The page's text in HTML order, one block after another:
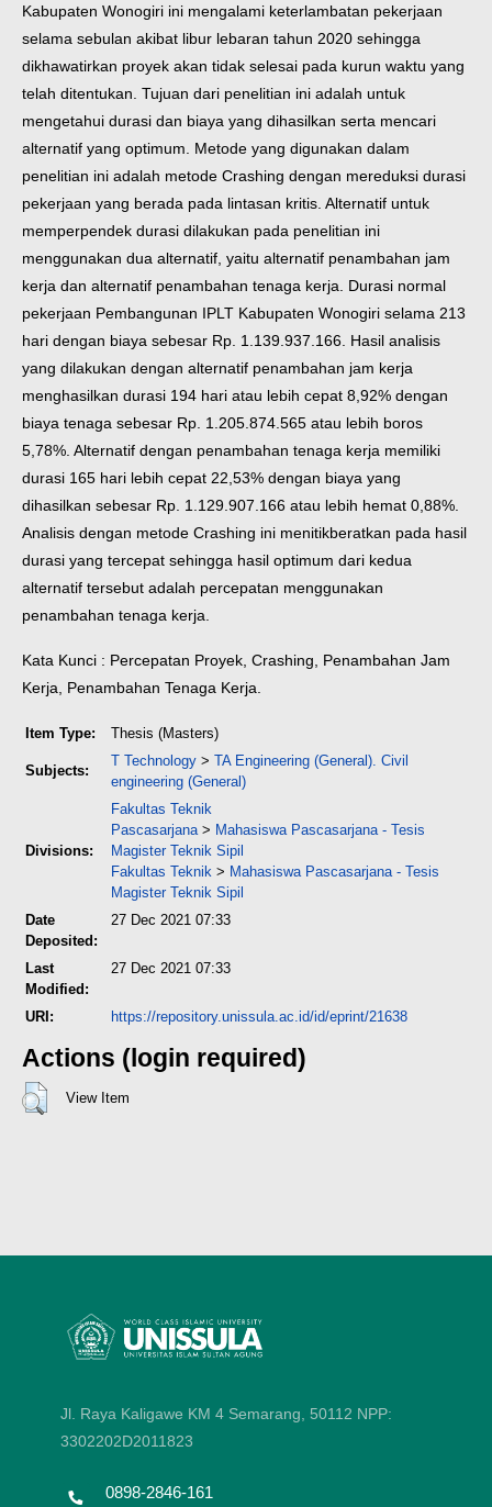
Kabupaten Wonogiri ini mengalami keterlambatan pekerjaan
selama sebulan akibat libur lebaran tahun 2020 sehingga
dikhawatirkan proyek akan tidak selesai pada kurun waktu yang
telah ditentukan. Tujuan dari penelitian ini adalah untuk
mengetahui durasi dan biaya yang dihasilkan serta mencari
alternatif yang optimum. Metode yang digunakan dalam
penelitian ini adalah metode Crashing dengan mereduksi durasi
pekerjaan yang berada pada lintasan kritis. Alternatif untuk
memperpendek durasi dilakukan pada penelitian ini
menggunakan dua alternatif, yaitu alternatif penambahan jam
kerja dan alternatif penambahan tenaga kerja. Durasi normal
pekerjaan Pembangunan IPLT Kabupaten Wonogiri selama 213
hari dengan biaya sebesar Rp. 1.139.937.166. Hasil analisis
yang dilakukan dengan alternatif penambahan jam kerja
menghasilkan durasi 194 hari atau lebih cepat 8,92% dengan
biaya tenaga sebesar Rp. 1.205.874.565 atau lebih boros
5,78%. Alternatif dengan penambahan tenaga kerja memiliki
durasi 165 hari lebih cepat 22,53% dengan biaya yang
dihasilkan sebesar Rp. 1.129.907.166 atau lebih hemat 0,88%.
Analisis dengan metode Crashing ini menitikberatkan pada hasil
durasi yang tercepat sehingga hasil optimum dari kedua
alternatif tersebut adalah percepatan menggunakan
penambahan tenaga kerja.
Kata Kunci : Percepatan Proyek, Crashing, Penambahan Jam
Kerja, Penambahan Tenaga Kerja.
Item Type: Thesis (Masters)
Subjects:
T Technology > TA Engineering (General). Civil
engineering (General)
Divisions:
Fakultas Teknik
Pascasarjana > Mahasiswa Pascasarjana - Tesis
Magister Teknik Sipil
Fakultas Teknik > Mahasiswa Pascasarjana - Tesis
Magister Teknik Sipil
Date
Deposited:
27 Dec 2021 07:33
Last
Modified:
27 Dec 2021 07:33
URI: https://repository.unissula.ac.id/id/eprint/21638
Actions (login required)
View Item
Jl. Raya Kaligawe KM 4 Semarang, 50112 NPP:
3302202D2011823
0898-2846-161